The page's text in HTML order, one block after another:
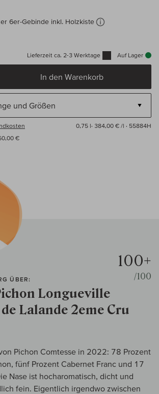
6er-Gebinde inkl. Holzkiste
Lieferzeit ca. 2-3 Werktage Auf Lager
In den Warenkorb
0,75 l· 384,00 € /l · 55884H
€
ÜBER:
Longueville
Lalande 2eme Cru
100+
/100
Pichon Comtesse in 2022: 78 Prozent
fünf Prozent Cabernet Franc und 17
Nase ist hocharomatisch, dicht und
fein. Eigentlich irgendwo zwischen